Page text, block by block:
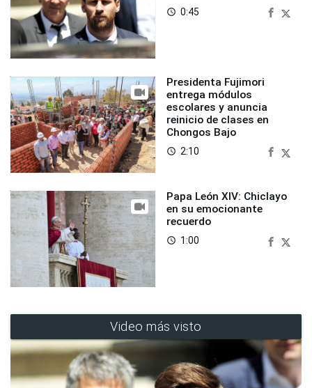
access_time 0:45
Presidenta Fujimori
entrega módulos
escolares y anuncia
reinicio de clases en
Chongos Bajo
access_time 2:10
Papa León XIV: Chiclayo
en su emocionante
recuerdo
access_time 1:00
Video más visto